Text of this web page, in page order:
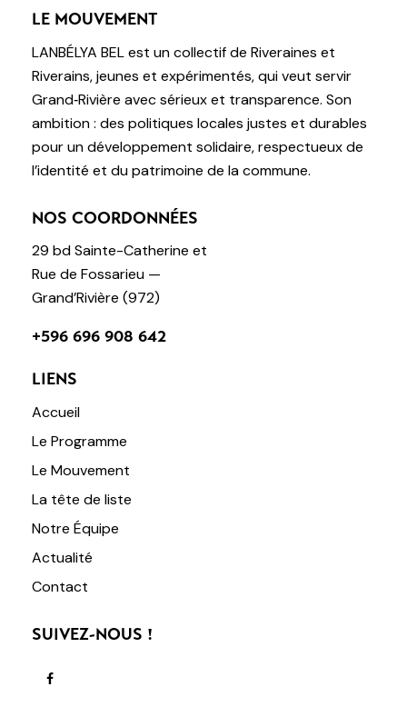
LE MOUVEMENT
LANBÉLYA BEL est un collectif de Riveraines et
Riverains, jeunes et expérimentés, qui veut servir
Grand‑Rivière avec sérieux et transparence. Son
ambition : des politiques locales justes et durables
pour un développement solidaire, respectueux de
l’identité et du patrimoine de la commune.
NOS COORDONNÉES
29 bd Sainte-Catherine et
Rue de Fossarieu —
Grand’Rivière (972)
+596 696 908 642
LIENS
Accueil
Le Programme
Le Mouvement
La tête de liste
Notre Équipe
Actualité
Contact
SUIVEZ-NOUS !